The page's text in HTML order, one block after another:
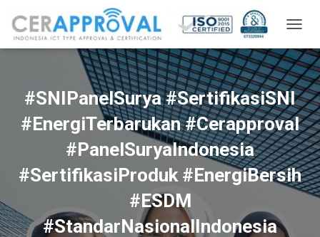
#SNIPanelSurya #SertifikasiSNI
#EnergiTerbarukan #Cerapproval
#PanelSuryaIndonesia
#SertifikasiProduk #EnergiBersih
#ESDM
#StandarNasionalIndonesia